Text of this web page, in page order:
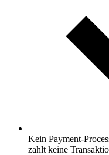
Kein Payment-
zahlt keine